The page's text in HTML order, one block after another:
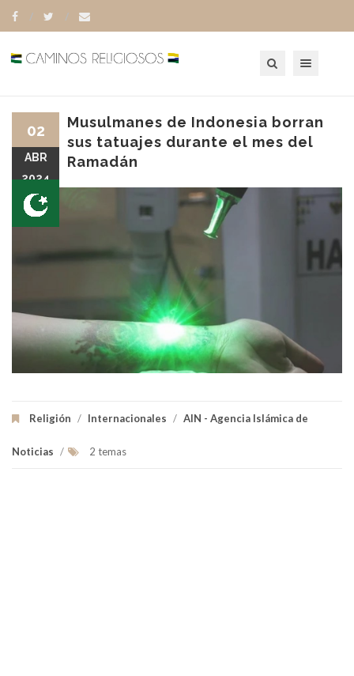
Musulmanes de Indonesia borran
sus tatuajes durante el mes del
Ramadán
Religión / Internacionales / AIN - Agencia Islámica de
Noticias / 2 temas
02
ABR
2024